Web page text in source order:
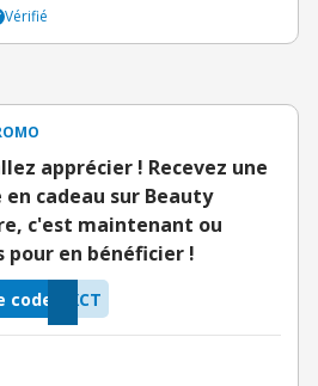
Vérifié
apprécier ! Recevez une
en cadeau sur Beauty
c'est maintenant ou
pour en bénéficier !
XCT
code